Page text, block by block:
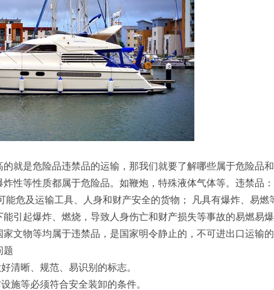
就是危险品违禁品的运输，那我们就要了解哪些属于危险品和
性等性质都属于危险品。如鞭炮，特殊液体气体等。违禁品
危及运输工具、人身和财产安全的货物； 凡具有爆炸、易燃
引起爆炸、燃烧，导致人身伤亡和财产损失等事故的易燃易
文物等均属于违禁品，是国家明令静止的，不可进出口运输
题
清晰、规范、易识别的标志。
施等必须符合安全装卸的条件。